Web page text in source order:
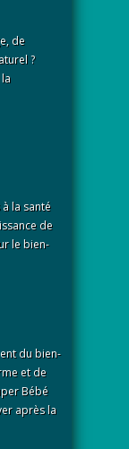
de
?
la santé
de
le bien-
du bien-
et de
Bébé
après la